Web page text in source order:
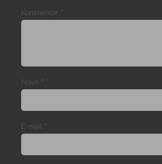
Kommentar *
Navn *
E-mail *